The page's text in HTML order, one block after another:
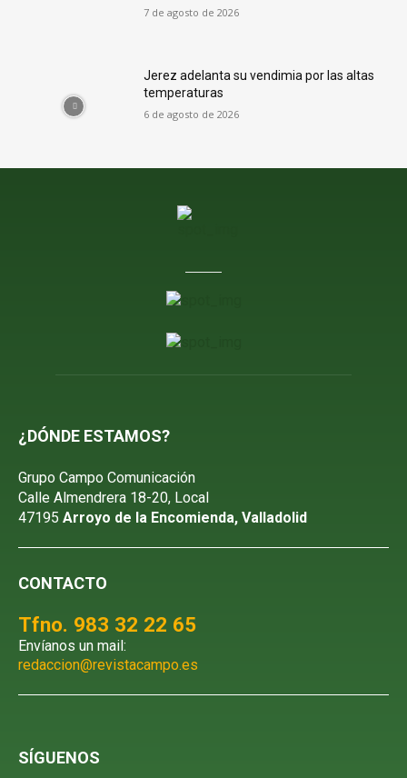
7 de agosto de 2026
Jerez adelanta su vendimia por las altas
temperaturas
6 de agosto de 2026
¿DÓNDE ESTAMOS?
Grupo Campo Comunicación
Calle Almendrera 18-20, Local
47195 Arroyo de la Encomienda, Valladolid
CONTACTO
Tfno. 983 32 22 65
Envíanos un mail:
redaccion@revistacampo.es
SÍGUENOS